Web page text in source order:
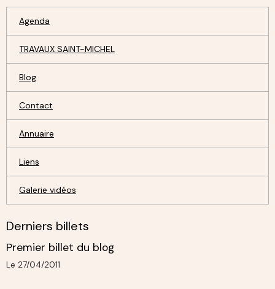
Agenda
TRAVAUX SAINT-MICHEL
Blog
Contact
Annuaire
Liens
Galerie vidéos
Derniers billets
Premier billet du blog
Le 27/04/2011